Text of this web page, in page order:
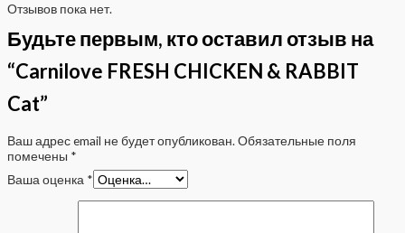
Отзывов пока нет.
Будьте первым, кто оставил отзыв на
“Carnilove FRESH CHICKEN & RABBIT
Cat”
Ваш адрес email не будет опубликован. Обязательные поля
помечены *
Ваша оценка *